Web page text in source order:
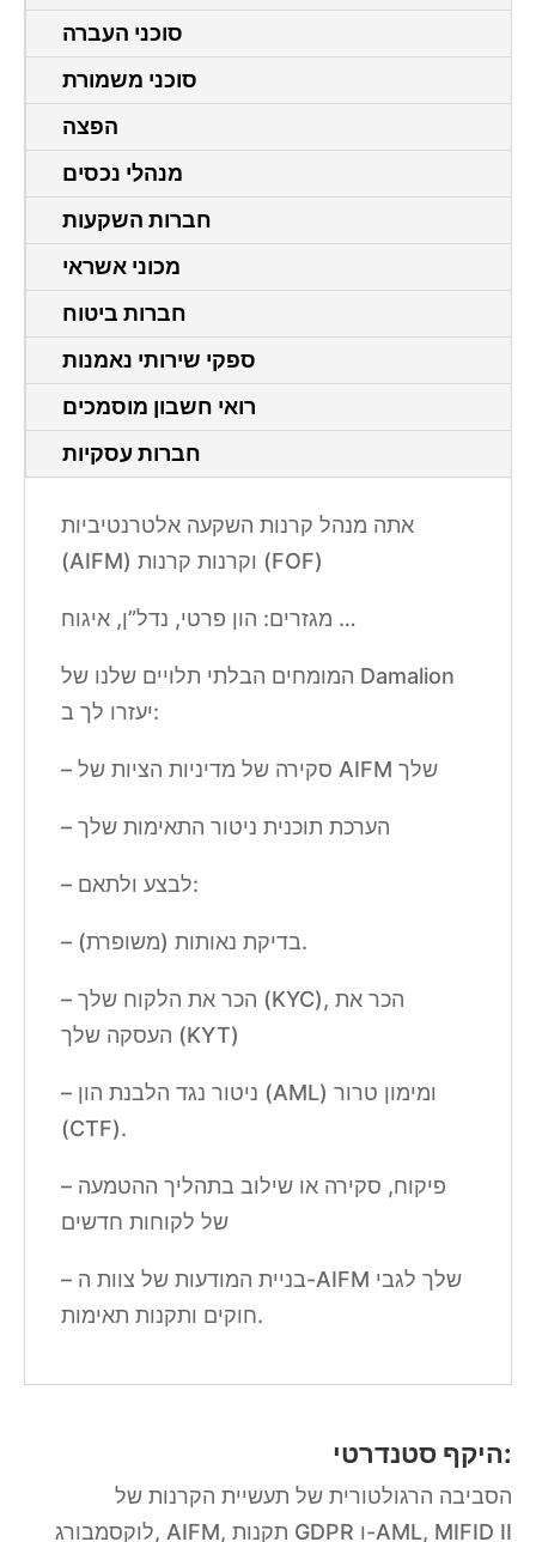
סוכני העברה
סוכני משמורת
הפצה
מנהלי נכסים
חברות השקעות
מכוני אשראי
חברות ביטוח
ספקי שירותי נאמנות
רואי חשבון מוסמכים
חברות עסקיות
אתה מנהל קרנות השקעה אלטרנטיביות
(AIFM) וקרנות קרנות (FOF)
מגזרים: הון פרטי, נדל”ן, איגוח …
המומחים הבלתי תלויים שלנו של Damalion
יעזרו לך ב:
– סקירה של מדיניות הציות של AIFM שלך
– הערכת תוכנית ניטור התאימות שלך
– לבצע ולתאם:
– בדיקת נאותות (משופרת).
– הכר את הלקוח שלך (KYC), הכר את
העסקה שלך (KYT)
– ניטור נגד הלבנת הון (AML) ומימון טרור
(CTF).
– פיקוח, סקירה או שילוב בתהליך ההטמעה
של לקוחות חדשים
– בניית המודעות של צוות ה-AIFM שלך לגבי
חוקים ותקנות תאימות.
היקף סטנדרטי:
הסביבה הרגולטורית של תעשיית הקרנות של
לוקסמבורג, AIFM, תקנות GDPR ו-AML, MIFID II